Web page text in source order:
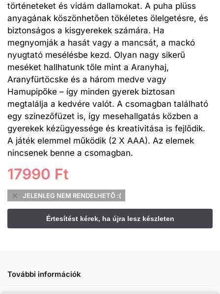
történeteket és vidám dallamokat. A puha plüss
anyagának köszönhetően tökéletes ölelgetésre, és
biztonságos a kisgyerekek számára. Ha
megnyomják a hasát vagy a mancsát, a mackó
nyugtató mesélésbe kezd. Olyan nagy sikerű
meséket hallhatunk tőle mint a Aranyhaj,
Aranyfürtöcske és a három medve vagy
Hamupipőke – így minden gyerek biztosan
megtalálja a kedvére valót. A csomagban található
egy színezőfüzet is, így mesehallgatás közben a
gyerekek kézügyessége és kreativitása is fejlődik.
A játék elemmel működik (2 X AAA). Az elemek
nincsenek benne a csomagban.
17990 Ft
JELENLEG NEM RENDELHETŐ :(
További információk